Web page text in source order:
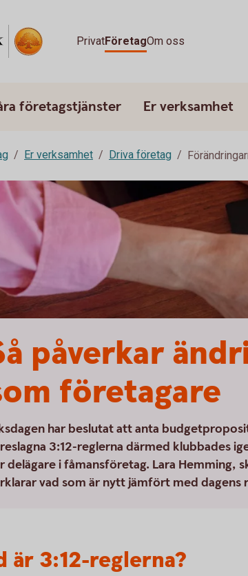
PrivatFöretagOm oss
företagstjänster Er verksamhet
Er verksamhet Driva företag
påverkar
företagare
har beslutat att anta
3:12-reglerna därmed klubbades
delägare i fåmansföretag. Lara Hemming,
vad som är nytt jämfört med dagens
är 3:12-reglerna?